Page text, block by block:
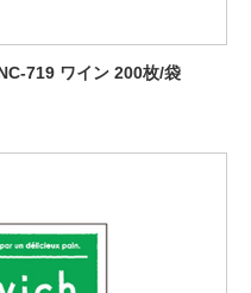
719 ワイン 200枚/袋